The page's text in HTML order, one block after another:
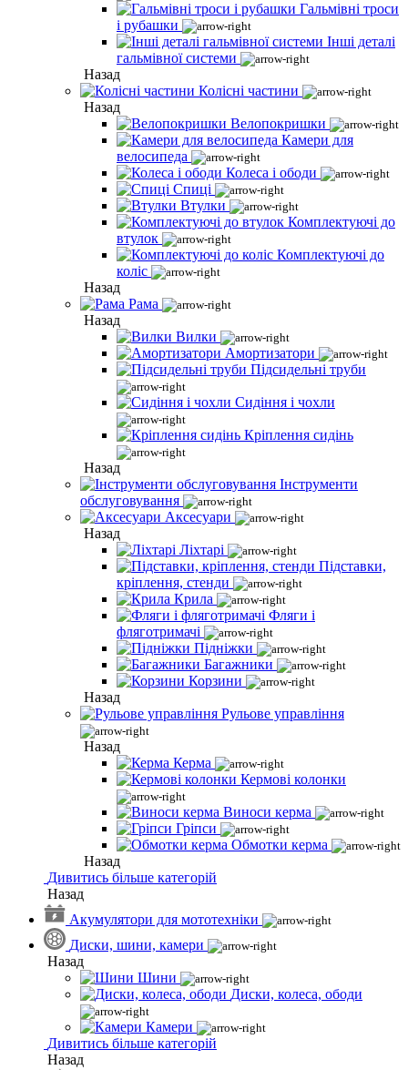
Гальмівні троси
і рубашки
Інші деталі
гальмівної системи
Назад
Колісні частини
Назад
Велопокришки
Камери для
велосипеда
Колеса і ободи
Спиці
Втулки
Комплектуючі до
втулок
Комплектуючі до
коліс
Назад
Рама
Назад
Вилки
Амортизатори
Підсидельні труби
Сидіння і чохли
Кріплення сидінь
Назад
Інструменти
обслуговування
Аксесуари
Назад
Ліхтарі
Підставки,
кріплення, стенди
Крила
Фляги і
фляготримачі
Підніжки
Багажники
Корзини
Назад
Рульове управління
Назад
Керма
Кермові колонки
Виноси керма
Гріпси
Обмотки керма
Назад
Дивитись більше категорій
Назад
Акумулятори для мототехніки
Диски, шини, камери
Назад
Шини
Диски, колеса, ободи
Камери
Дивитись більше категорій
Назад